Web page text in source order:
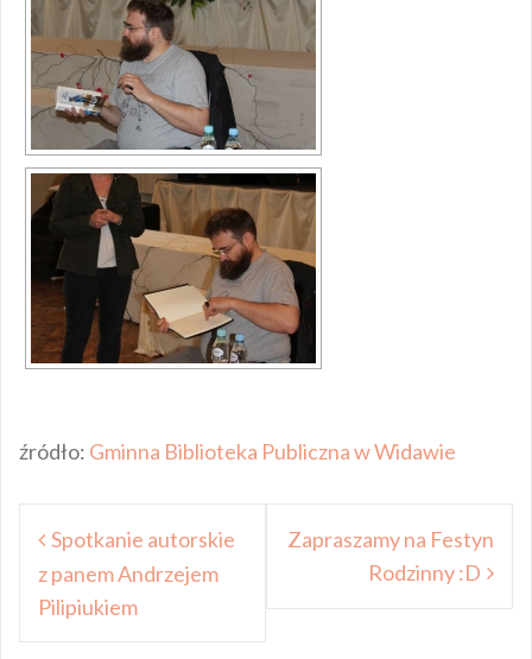
źródło: Gminna Biblioteka Publiczna w Widawie
Nawigacja
wpisu
Spotkanie autorskie
z panem Andrzejem
Pilipiukiem
Zapraszamy na Festyn
Rodzinny :D